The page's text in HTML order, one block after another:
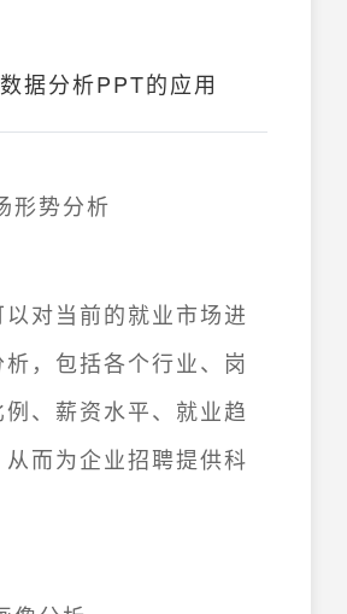
据分析PPT的应用
形势分析
对当前的就业市场进
，包括各个行业、岗
、薪资水平、就业趋
而为企业招聘提供科